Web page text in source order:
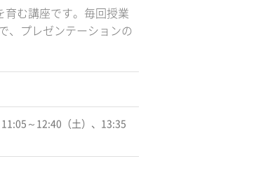
育む講座です。毎回授業
、プレゼンテーションの
～12:40（土）、13:35